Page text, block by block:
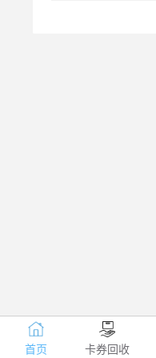
首页 卡券回收